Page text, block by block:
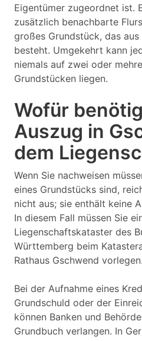
Eigentümer zugeordnet ist.
zusätzlich benachbarte
großes Grundstück, das
besteht. Umgekehrt kann
niemals auf zwei oder
Grundstücken liegen.
Wofür
Auszug in
dem
Wenn Sie nachweisen
eines Grundstücks sind,
nicht aus; sie enthält keine
In diesem Fall müssen Sie
Liegenschaftskataster des
Württemberg beim
Rathaus Gschwend vorlegen.
Bei der Aufnahme eines
Grundschuld oder der
können Banken und
Grundbuch verlangen. In